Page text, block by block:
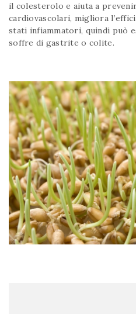
il colesterolo e aiuta a
cardiovascolari, migliora
stati infiammatori, quindi può
soffre di gastrite o colite.